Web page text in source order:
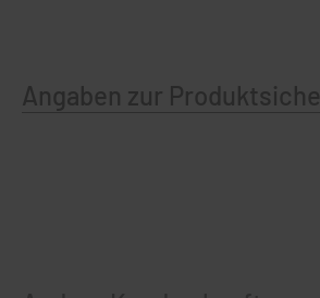
Angaben zur